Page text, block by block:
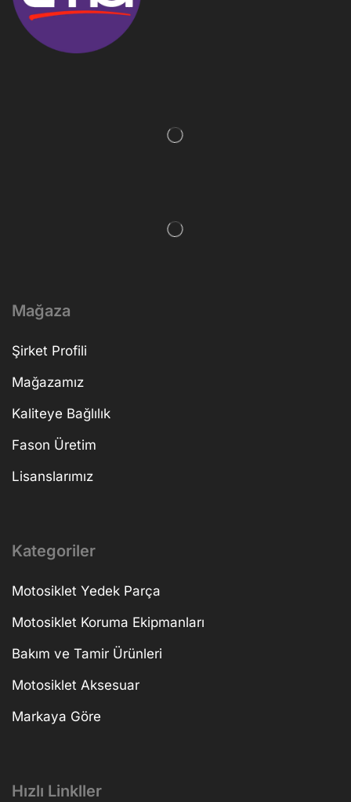
Mağaza
Şirket Profili
Mağazamız
Kaliteye Bağlılık
Fason Üretim
Lisanslarımız
Kategoriler
Motosiklet Yedek Parça
Motosiklet Koruma Ekipmanları
Bakım ve Tamir Ürünleri
Motosiklet Aksesuar
Markaya Göre
Hızlı Linkller